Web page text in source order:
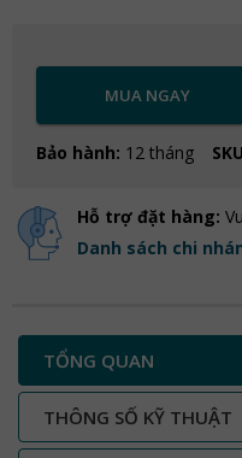
MUA NGAY
Bảo hành: 12 tháng
Hỗ trợ đặt hàng:
Danh sách chi
TỔNG QUAN
THÔNG SỐ KỸ THUẬT